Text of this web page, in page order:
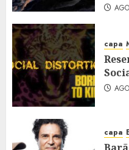
capa
capa